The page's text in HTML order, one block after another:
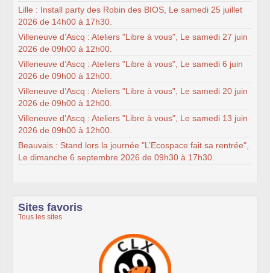
Lille : Install party des Robin des BIOS, Le samedi 25 juillet
2026 de 14h00 à 17h30.
Villeneuve d’Ascq : Ateliers "Libre à vous", Le samedi 27 juin
2026 de 09h00 à 12h00.
Villeneuve d’Ascq : Ateliers "Libre à vous", Le samedi 6 juin
2026 de 09h00 à 12h00.
Villeneuve d’Ascq : Ateliers "Libre à vous", Le samedi 20 juin
2026 de 09h00 à 12h00.
Villeneuve d’Ascq : Ateliers "Libre à vous", Le samedi 13 juin
2026 de 09h00 à 12h00.
Beauvais : Stand lors la journée "L’Ecospace fait sa rentrée",
Le dimanche 6 septembre 2026 de 09h30 à 17h30.
Sites favoris
Tous les sites